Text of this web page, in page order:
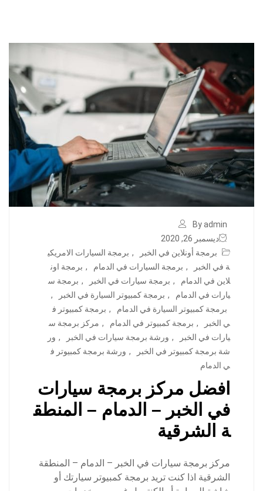
By admin
ديسمبر 26, 2020
برمجة أونلاين في الخبر
, برمجة السيارات الامريكي
ة في الخبر
, برمجة السيارات في الدمام , برمجة اون
لاين في الدمام
, برمجة سيارات في الخبر , برمجة س
يارات في الدمام
, برمجة كمبيوتر السيارة في الخبر
,
برمجة كمبيوتر السيارة في الدمام
, برمجة كمبيوتر ف
ي الخبر
, برمجة كمبيوتر في الدمام , مركز برمجة س
يارات في الخبر
, ورشة برمجة سيارات في الخبر , ور
شة برمجة كمبيوتر في الخبر
, ورشة برمجة كمبيوتر ف
ي الدمام
افضل مركز برمجة سيارات
في الخبر – الدمام – المنطق
ة الشرقية
مركز برمجة سيارات في الخبر – الدمام – المنطقة
الشرقية اذا كنت تريد برمجة كمبيوتر سيارتك أو